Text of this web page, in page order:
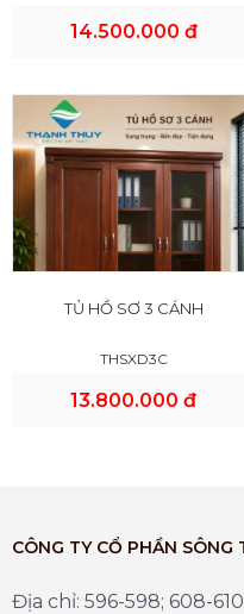
14.500.000 đ
TỦ HỒ SƠ 3 CÁNH
THSXD3C
13.800.000 đ
CÔNG TY CỔ PHẦN SÔNG
Địa chỉ: 596-598; 608-